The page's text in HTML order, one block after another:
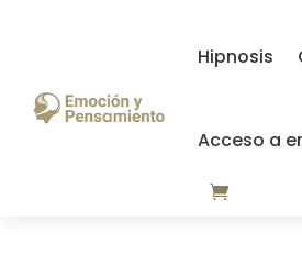
Hipnosis
Acceso a